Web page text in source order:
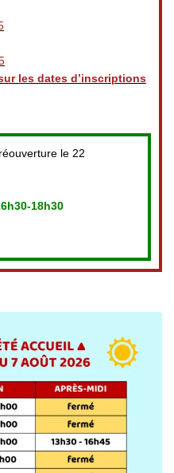
les dates d’inscriptions
le 22
18h30